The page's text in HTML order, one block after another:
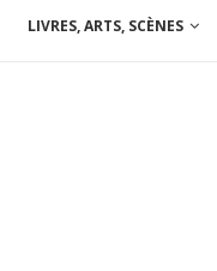
LIVRES, ARTS, SCÈNES